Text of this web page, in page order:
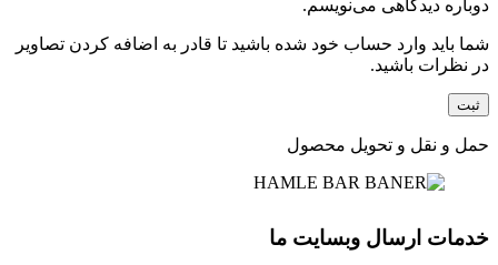
دوباره دیدگاهی می‌نویسم.
شما باید وارد حساب خود شده باشید تا قادر به اضافه کردن تصاویر
در نظرات باشید.
حمل و نقل و تحویل محصول
خدمات ارسال وبسایت ما